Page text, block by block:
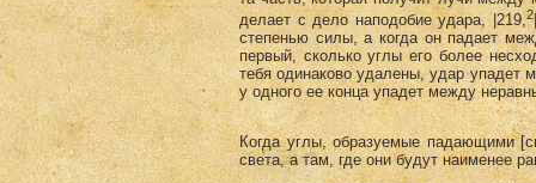
делает с дело наподобие удара, |219,2
степенью силы, а когда он падает
первый, сколько углы его более
тебя одинаково удалены, удар упадет
у одного ее конца упадет между
Когда углы, образуемые падающими
света, а там, где они будут наименее